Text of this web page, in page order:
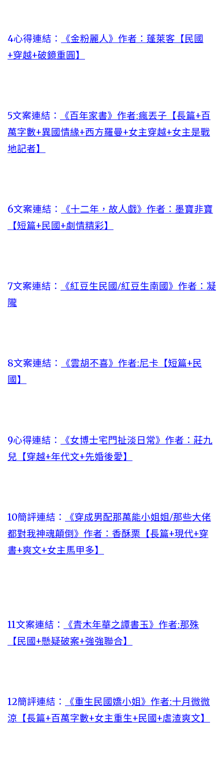
4心得連結：
《金粉麗人》作者：蓬萊客【民國
+穿越+破鏡重圓】
5文案連結：
《百年家書》作者:瘋丟子【長篇+百
萬字數+異國情緣+西方羅曼+女主穿越+女主是戰
地記者】
6文案連結：
《十二年，故人戲》作者：墨寶非寶
【短篇+民國+劇情精彩】
7文案連結：
《紅豆生民國/紅豆生南國》作者：凝
隴
8文案連結：
《雲胡不喜》作者:尼卡【短篇+民
國】
9心得連結：
《女博士宅門扯淡日常》作者：莊九
兒【穿越+年代文+先婚後愛】
10簡評連結：
《穿成男配那萬能小姐姐/那些大佬
都對我神魂顛倒》作者：香酥栗【長篇+現代+穿
書+爽文+女主馬甲多】
11文案連結：
《青木年華之譚書玉》作者:那殊
【民國+懸疑破案+強強聯合】
12簡評連結：
《重生民國嬌小姐》作者:十月微微
涼【長篇+百萬字數+女主重生+民國+虐渣爽文】